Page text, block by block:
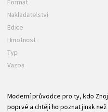
Formát
Nakladatelství
Edice
Hmotnost
Typ
Vazba
Moderní průvodce pro ty, kdo
poprvé a chtějí ho poznat jinak